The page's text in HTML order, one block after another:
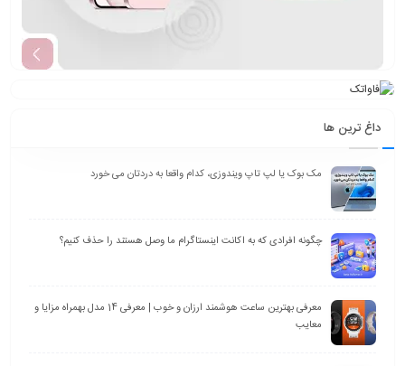
داغ ترین ها
مک بوک یا لپ تاپ ویندوزی، کدام واقعا به دردتان می خورد
چگونه افرادی که به اکانت اینستاگرام ما وصل هستند را حذف کنیم؟
معرفی بهترین ساعت هوشمند ارزان و خوب | معرفی 14 مدل بهمراه مزایا و
معایب